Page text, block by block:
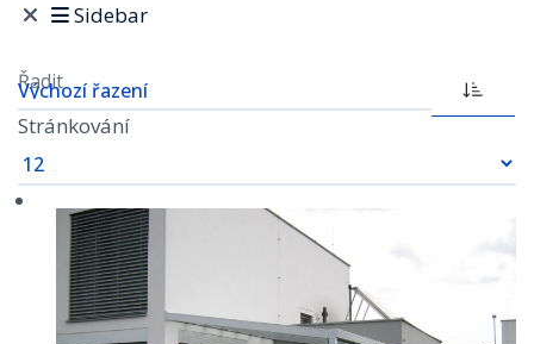
Sidebar
Řadit
Stránkování